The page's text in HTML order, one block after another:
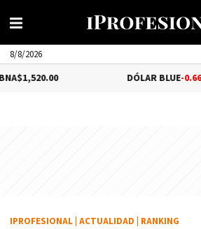
8/8/2026
DÓLAR BLUE-0.66% $1,530.00
IPROFESIONAL ACTUALIDAD RANKING